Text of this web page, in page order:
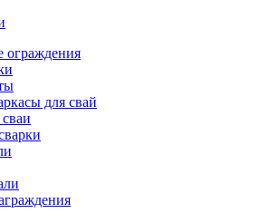
ограждения
для свай